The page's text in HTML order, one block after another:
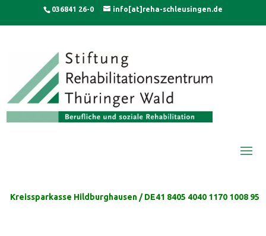
content
036841 26-0 info[at]reha-schleusingen.de
Kreissparkasse Hildburghausen / DE41 8405 4040 1170 1008 95
modal-check